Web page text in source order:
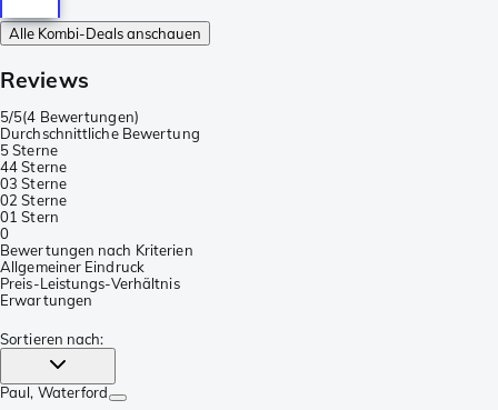
Alle Kombi-Deals anschauen
Reviews
5/5(4 Bewertungen)
Durchschnittliche Bewertung
5 Sterne
44 Sterne
03 Sterne
02 Sterne
01 Stern
0
Bewertungen nach Kriterien
Allgemeiner Eindruck
Preis-Leistungs-Verhältnis
Erwartungen
Sortieren nach:
Paul, Waterford